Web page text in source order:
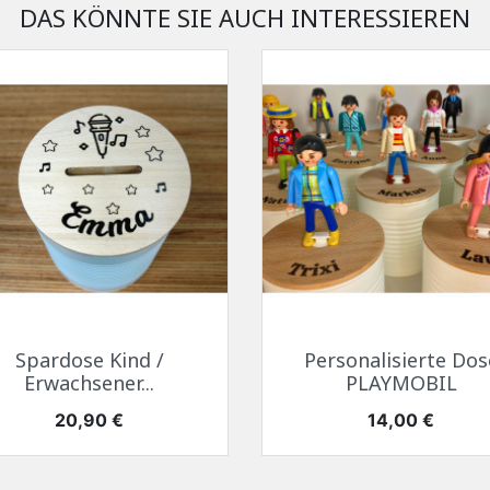
DAS KÖNNTE SIE AUCH INTERESSIEREN
Schnellansicht
Spardose Kind /
Erwachsener...
Preis
20,90 €
Schnellansicht
Personalisierte
PLAYMOBIL
Preis
14,00 €